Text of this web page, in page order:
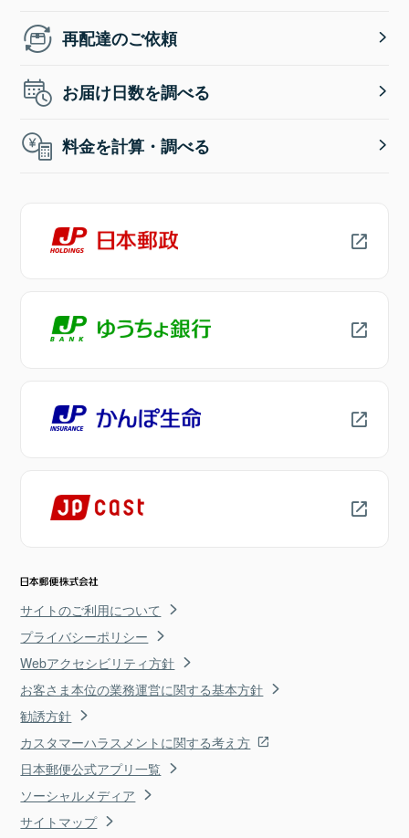
再配達のご依頼
お届け日数を調べる
料金を計算・調べる
サイトのご利用について
プライバシーポリシー
Webアクセシビリティ方針
お客さま本位の業務運営に関する基本方針
勧誘方針
カスタマーハラスメントに関する考え方
日本郵便公式アプリ一覧
ソーシャルメディア
サイトマップ